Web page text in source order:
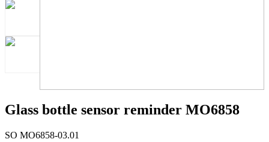
Glass bottle sensor reminder MO6858
SO MO6858-03.01